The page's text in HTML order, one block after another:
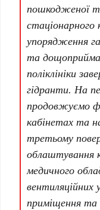
пошкодженої
стаціонарного
упорядження
та
поліклініки
гідранти. На
продовжуємо
кабінетах та
третьому
облаштування
медичного
вентиляційних
приміщення та